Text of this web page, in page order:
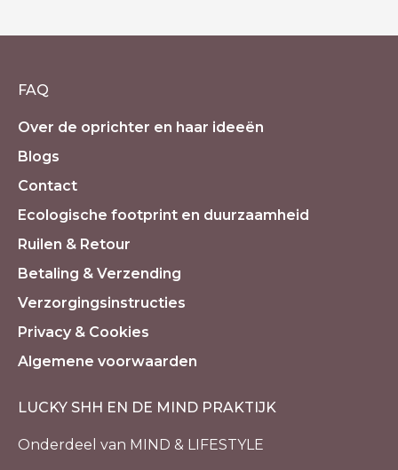
FAQ
Over de oprichter en haar ideeën
Blogs
Contact
Ecologische footprint en duurzaamheid
Ruilen & Retour
Betaling & Verzending
Verzorgingsinstructies
Privacy & Cookies
Algemene voorwaarden
LUCKY SHH EN DE MIND PRAKTIJK
Onderdeel van MIND & LIFESTYLE